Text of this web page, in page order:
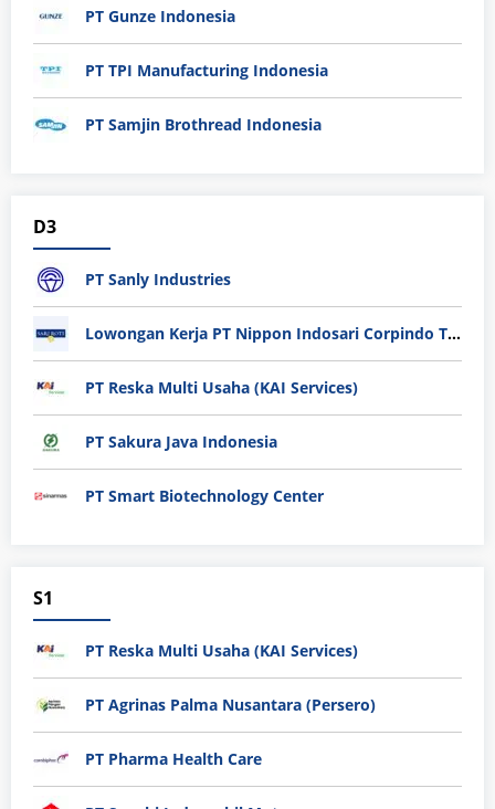
PT Gunze Indonesia
PT TPI Manufacturing Indonesia
PT Samjin Brothread Indonesia
D3
PT Sanly Industries
Lowongan Kerja PT Nippon Indosari Corpindo Tbk. Bulan Agustus 2026
PT Reska Multi Usaha (KAI Services)
PT Sakura Java Indonesia
PT Smart Biotechnology Center
S1
PT Reska Multi Usaha (KAI Services)
PT Agrinas Palma Nusantara (Persero)
PT Pharma Health Care